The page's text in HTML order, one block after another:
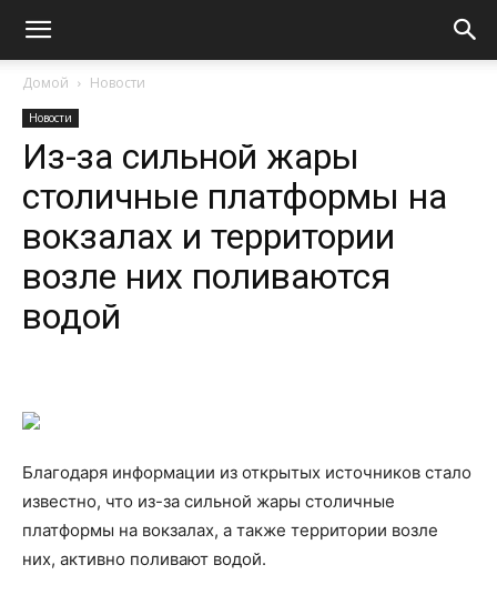
Домой Новости
Новости
Из-за сильной жары
столичные платформы на
вокзалах и территории
возле них поливаются
водой
Благодаря информации из открытых источников стало
известно, что из-за сильной жары столичные
платформы на вокзалах, а также территории возле
них, активно поливают водой.